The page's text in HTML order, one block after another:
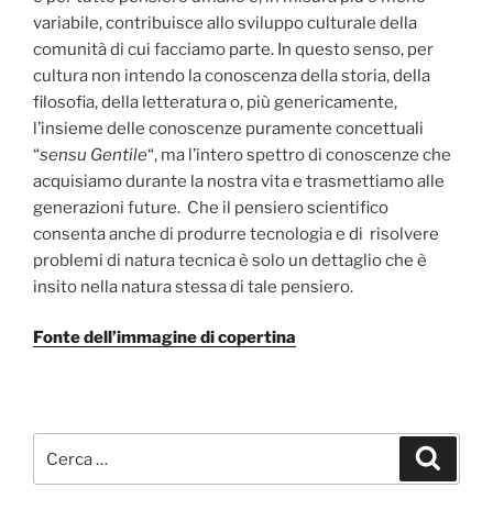
variabile, contribuisce allo sviluppo culturale della
comunità di cui facciamo parte. In questo senso, per
cultura non intendo la conoscenza della storia, della
filosofia, della letteratura o, più genericamente,
l’insieme delle conoscenze puramente concettuali
“sensu Gentile“, ma l’intero spettro di conoscenze che
acquisiamo durante la nostra vita e trasmettiamo alle
generazioni future. Che il pensiero scientifico
consenta anche di produrre tecnologia e di risolvere
problemi di natura tecnica è solo un dettaglio che è
insito nella natura stessa di tale pensiero.
Fonte dell’immagine di copertina